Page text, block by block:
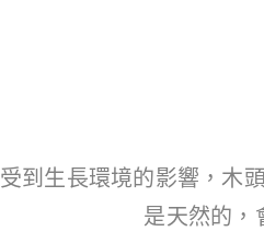
受到生長環境的影響，木
是天然的，